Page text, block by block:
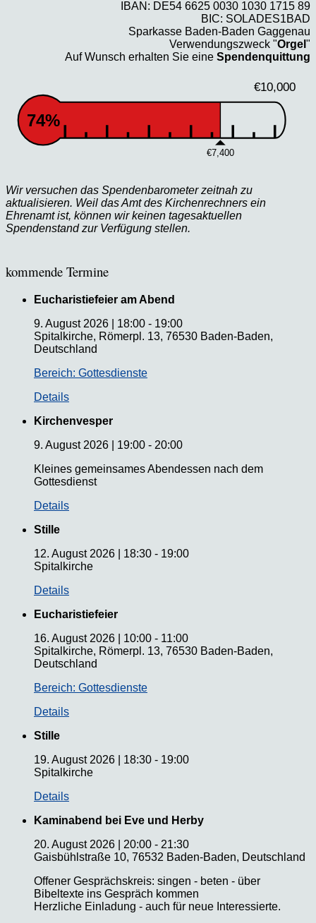
IBAN: DE54 6625 0030 1030 1715 89
BIC: SOLADES1BAD
Sparkasse Baden-Baden Gaggenau
Verwendungszweck "Orgel "
Auf Wunsch erhalten Sie eine Spendenquittung
€10,000
€7,400
74%
Wir versuchen das Spendenbarometer zeitnah zu
aktualisieren. Weil das Amt des Kirchenrechners ein
Ehrenamt ist, können wir keinen tagesaktuellen
Spendenstand zur Verfügung stellen.
kommende Termine
Eucharistiefeier am Abend
9. August 2026
18:00 - 19:00
Spitalkirche, Römerpl. 13, 76530 Baden-Baden,
Deutschland
Bereich: Gottesdienste
Details
Kirchenvesper
9. August 2026
19:00 - 20:00
Kleines gemeinsames Abendessen nach dem
Gottesdienst
Details
Stille
12. August 2026
18:30 - 19:00
Spitalkirche
Details
Eucharistiefeier
16. August 2026
10:00 - 11:00
Spitalkirche, Römerpl. 13, 76530 Baden-Baden,
Deutschland
Bereich: Gottesdienste
Details
Stille
19. August 2026
18:30 - 19:00
Spitalkirche
Details
Kaminabend bei Eve und Herby
20. August 2026
20:00 - 21:30
Gaisbühlstraße 10, 76532 Baden-Baden, Deutschland
Offener Gesprächskreis: singen - beten - über
Bibeltexte ins Gespräch kommen
Herzliche Einladung - auch für neue Interessierte.